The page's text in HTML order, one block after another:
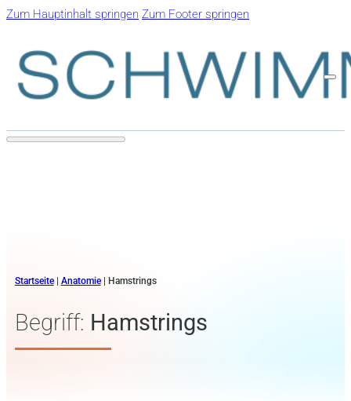
Zum Hauptinhalt springen Zum Footer springen
Startseite| Anatomie| Hamstrings
Begriff: Hamstrings